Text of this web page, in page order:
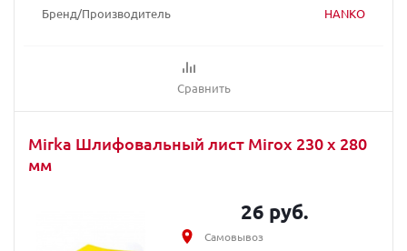
Бренд/Производитель HANKO
Сравнить
Mirka Шлифовальный лист Mirox 230 x 280
мм
26 руб.
Самовывоз